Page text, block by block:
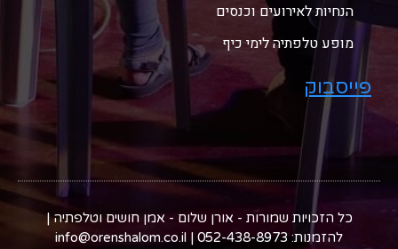
הנחיות לאירועים וכנסים
מופע טלפתיה לימי כיף
פייסבוק
כל הזכויות שמורות - אורן שלום - אמן חושים וטלפתיה |
להזמנות: 052-438-8973 | info@orenshalom.co.il